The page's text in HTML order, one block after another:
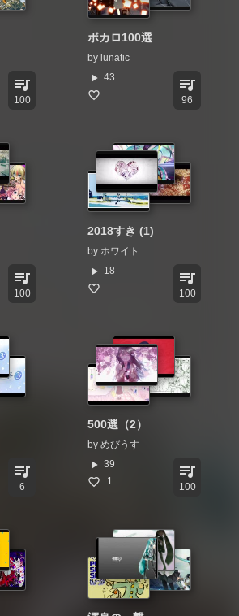
queue_music
100
ボカロ100選
by lunatic
play_arrow 43 queue_music
96
queue_music
100
2018すき (1)
by ホワイト
play_arrow 18 queue_music
100
queue_music
6
500選（2）
by めびうす
play_arrow 39
1
queue_music
100